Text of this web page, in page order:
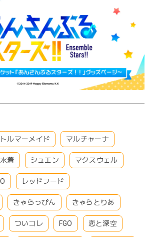
ルマーメイド マルチャーナ
水着 シュエン マクスウェル
レッドフード
きゃらっぴん きゃらとりあ
ついコレ FGO 恋と深空